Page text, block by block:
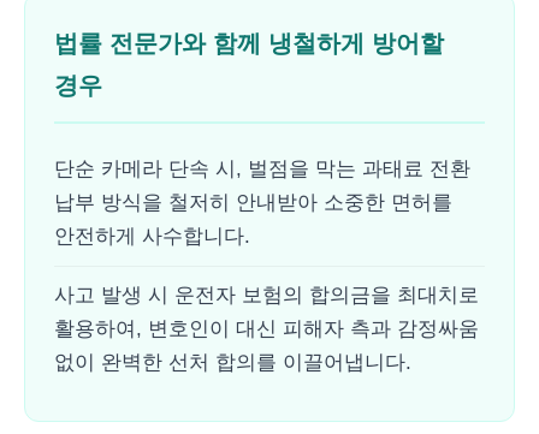
법률 전문가와 함께 냉철하게 방어할
경우
단순 카메라 단속 시, 벌점을 막는 과태료 전환
납부 방식을 철저히 안내받아 소중한 면허를
안전하게 사수합니다.
사고 발생 시 운전자 보험의 합의금을 최대치로
활용하여, 변호인이 대신 피해자 측과 감정싸움
없이 완벽한 선처 합의를 이끌어냅니다.